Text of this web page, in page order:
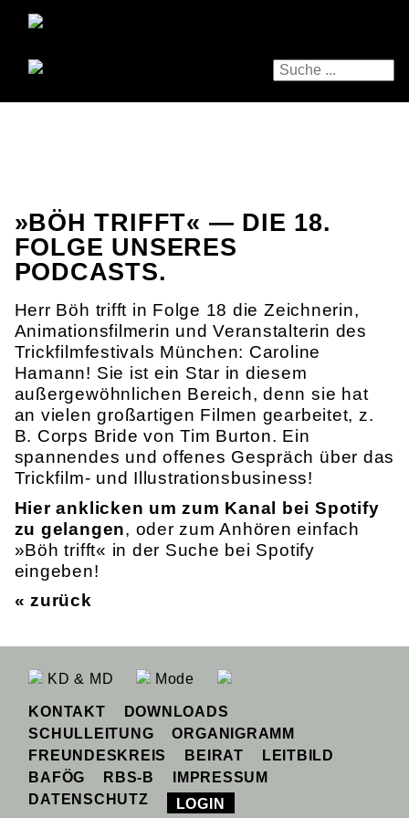
»BÖH TRIFFT« — DIE 18.
FOLGE UNSERES
PODCASTS.
Herr Böh trifft in Folge 18 die Zeichnerin,
Animationsfilmerin und Veranstalterin des
Trickfilmfestivals München: Caroline
Hamann! Sie ist ein Star in diesem
außergewöhnlichen Bereich, denn sie hat
an vielen großartigen Filmen gearbeitet, z.
B. Corps Bride von Tim Burton. Ein
spannendes und offenes Gespräch über das
Trickfilm- und Illustrationsbusiness!
Hier anklicken um zum Kanal bei Spotify
zu gelangen, oder zum Anhören einfach
»Böh trifft« in der Suche bei Spotify
eingeben!
« zurück
KD & MD Mode
KONTAKT
DOWNLOADS
SCHULLEITUNG
ORGANIGRAMM
FREUNDESKREIS
BEIRAT
LEITBILD
BAFÖG
RBS-B
IMPRESSUM
DATENSCHUTZ
LOGIN